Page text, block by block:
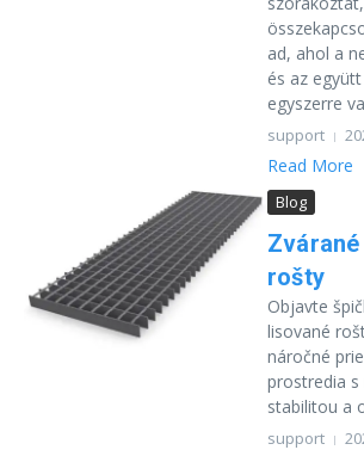
ad, ahol a
és az
egyszerre
support
Read More
Blog
rošty
Objavte
lisované
náročné
prostredia
stabilitou a
support